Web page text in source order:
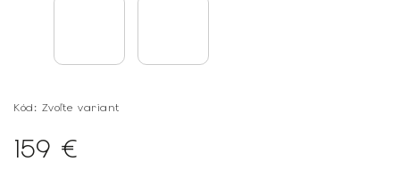
Kód: Zvoľte variant
159 €